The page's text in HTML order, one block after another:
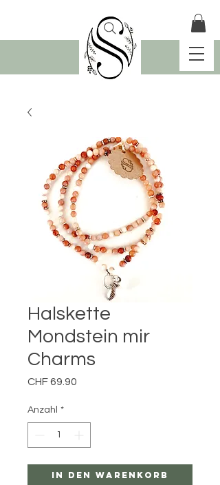
Halskette
Mondstein mir
Charms
CHF 69.90
Anzahl *
In den Warenkorb